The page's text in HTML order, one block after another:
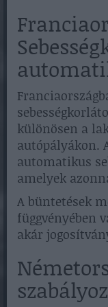
különösen a
autópályákon.
automatikus
amelyek
A büntetések
függvényében
akár